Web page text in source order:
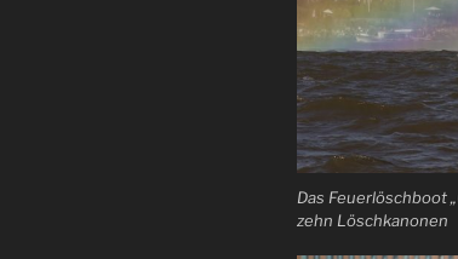
Das Feuerlöschboot
zehn Löschkanonen